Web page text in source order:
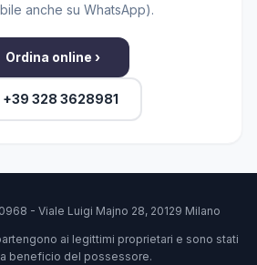
anche su WhatsApp).
Ordina online ›
+39 328 3628981
- Viale Luigi Majno 28, 20129 Milano
ai legittimi proprietari e sono stati
beneficio del possessore.